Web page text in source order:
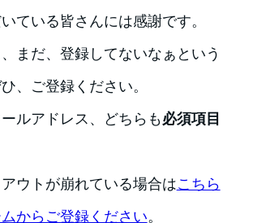
ている皆さんには感謝です。
まだ、登録してないなぁという
、ご登録ください。
ールアドレス、どちらも必須項目
ウトが崩れている場合はこちら
からご登録ください。